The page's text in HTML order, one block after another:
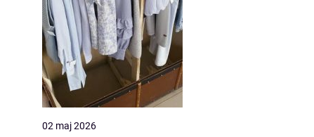
02 maj 2026